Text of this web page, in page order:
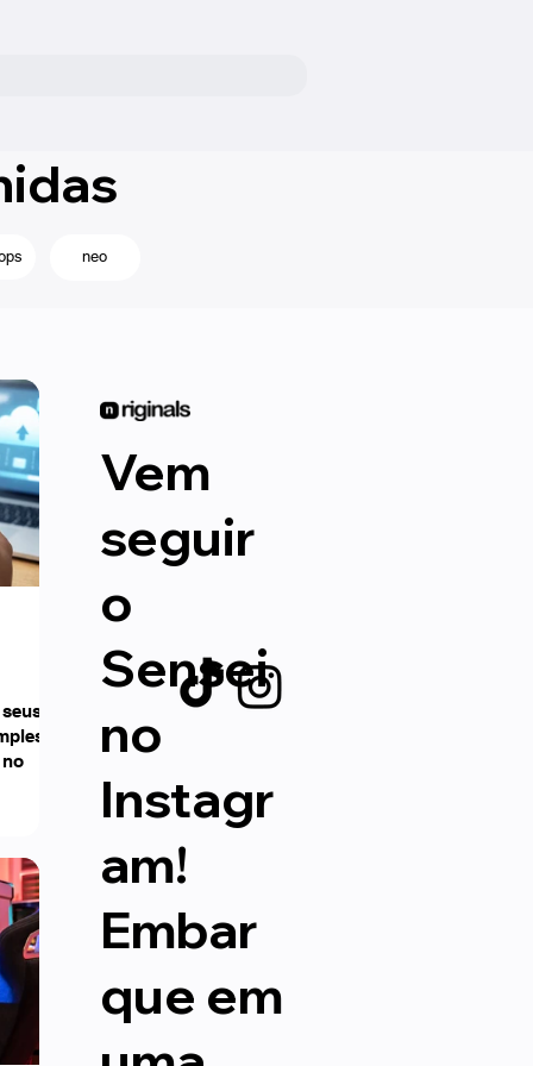
Vem
seguir
o
Sensei
no
Instagr
am!
Embar
que em
neo